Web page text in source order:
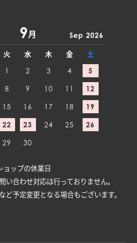
9月 Sep 2026
火 水 木 金
土
1
2 3 4 5
8 9 10 11 12
15 16 17 18 19
22 23 24 25 26
29 30
ョップの休業日
合わせ対応は行っておりません。
予定変更となる場合もございます。